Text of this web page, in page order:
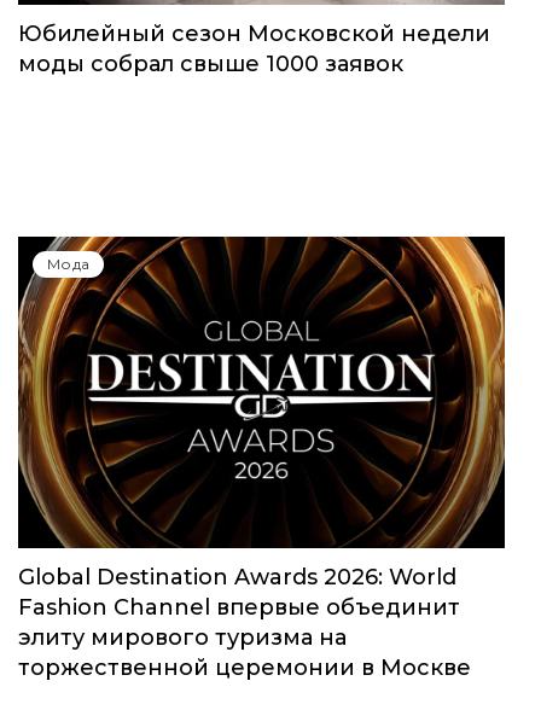
Юбилейный сезон Московской недели
моды собрал свыше 1000 заявок
Мода
Global Destination Awards 2026: World
Fashion Channel впервые объединит
элиту мирового туризма на
торжественной церемонии в Москве